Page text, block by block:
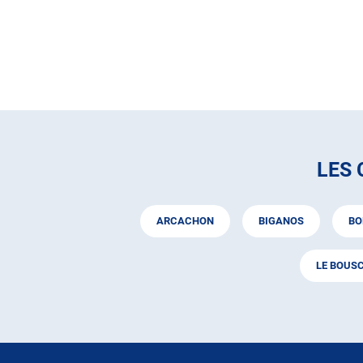
LES
ARCACHON BIGANOS
LE